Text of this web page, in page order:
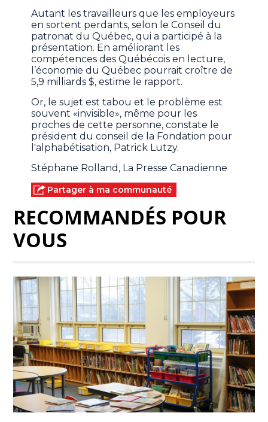
Autant les travailleurs que les employeurs
en sortent perdants, selon le Conseil du
patronat du Québec, qui a participé à la
présentation. En améliorant les
compétences des Québécois en lecture,
l’économie du Québec pourrait croître de
5,9 milliards $, estime le rapport.
Or, le sujet est tabou et le problème est
souvent «invisible», même pour les
proches de cette personne, constate le
président du conseil de la Fondation pour
l'alphabétisation, Patrick Lutzy.
Stéphane Rolland, La Presse Canadienne
Partager à ma communauté
RECOMMANDÉS POUR
VOUS